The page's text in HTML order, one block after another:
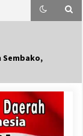
Sembako,